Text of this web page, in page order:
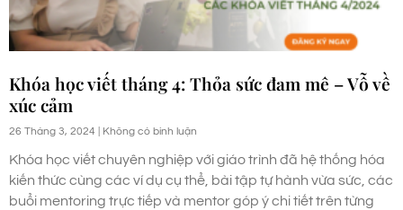
Khóa học viết tháng 4: Thỏa sức đam mê – Vỗ về
xúc cảm
26 Tháng 3, 2024 Không có bình luận
Khóa học viết chuyên nghiệp với giáo trình đã hệ thống hóa
kiến thức cùng các ví dụ cụ thể, bài tập tự hành vừa sức, các
buổi mentoring trực tiếp và mentor góp ý chi tiết trên từng